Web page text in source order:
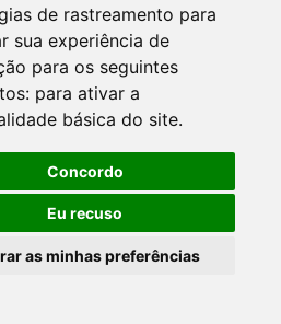
de rastreamento para
sua experiência de
para os seguintes
para ativar a
básica do site.
Concordo
Eu recuso
as minhas preferências